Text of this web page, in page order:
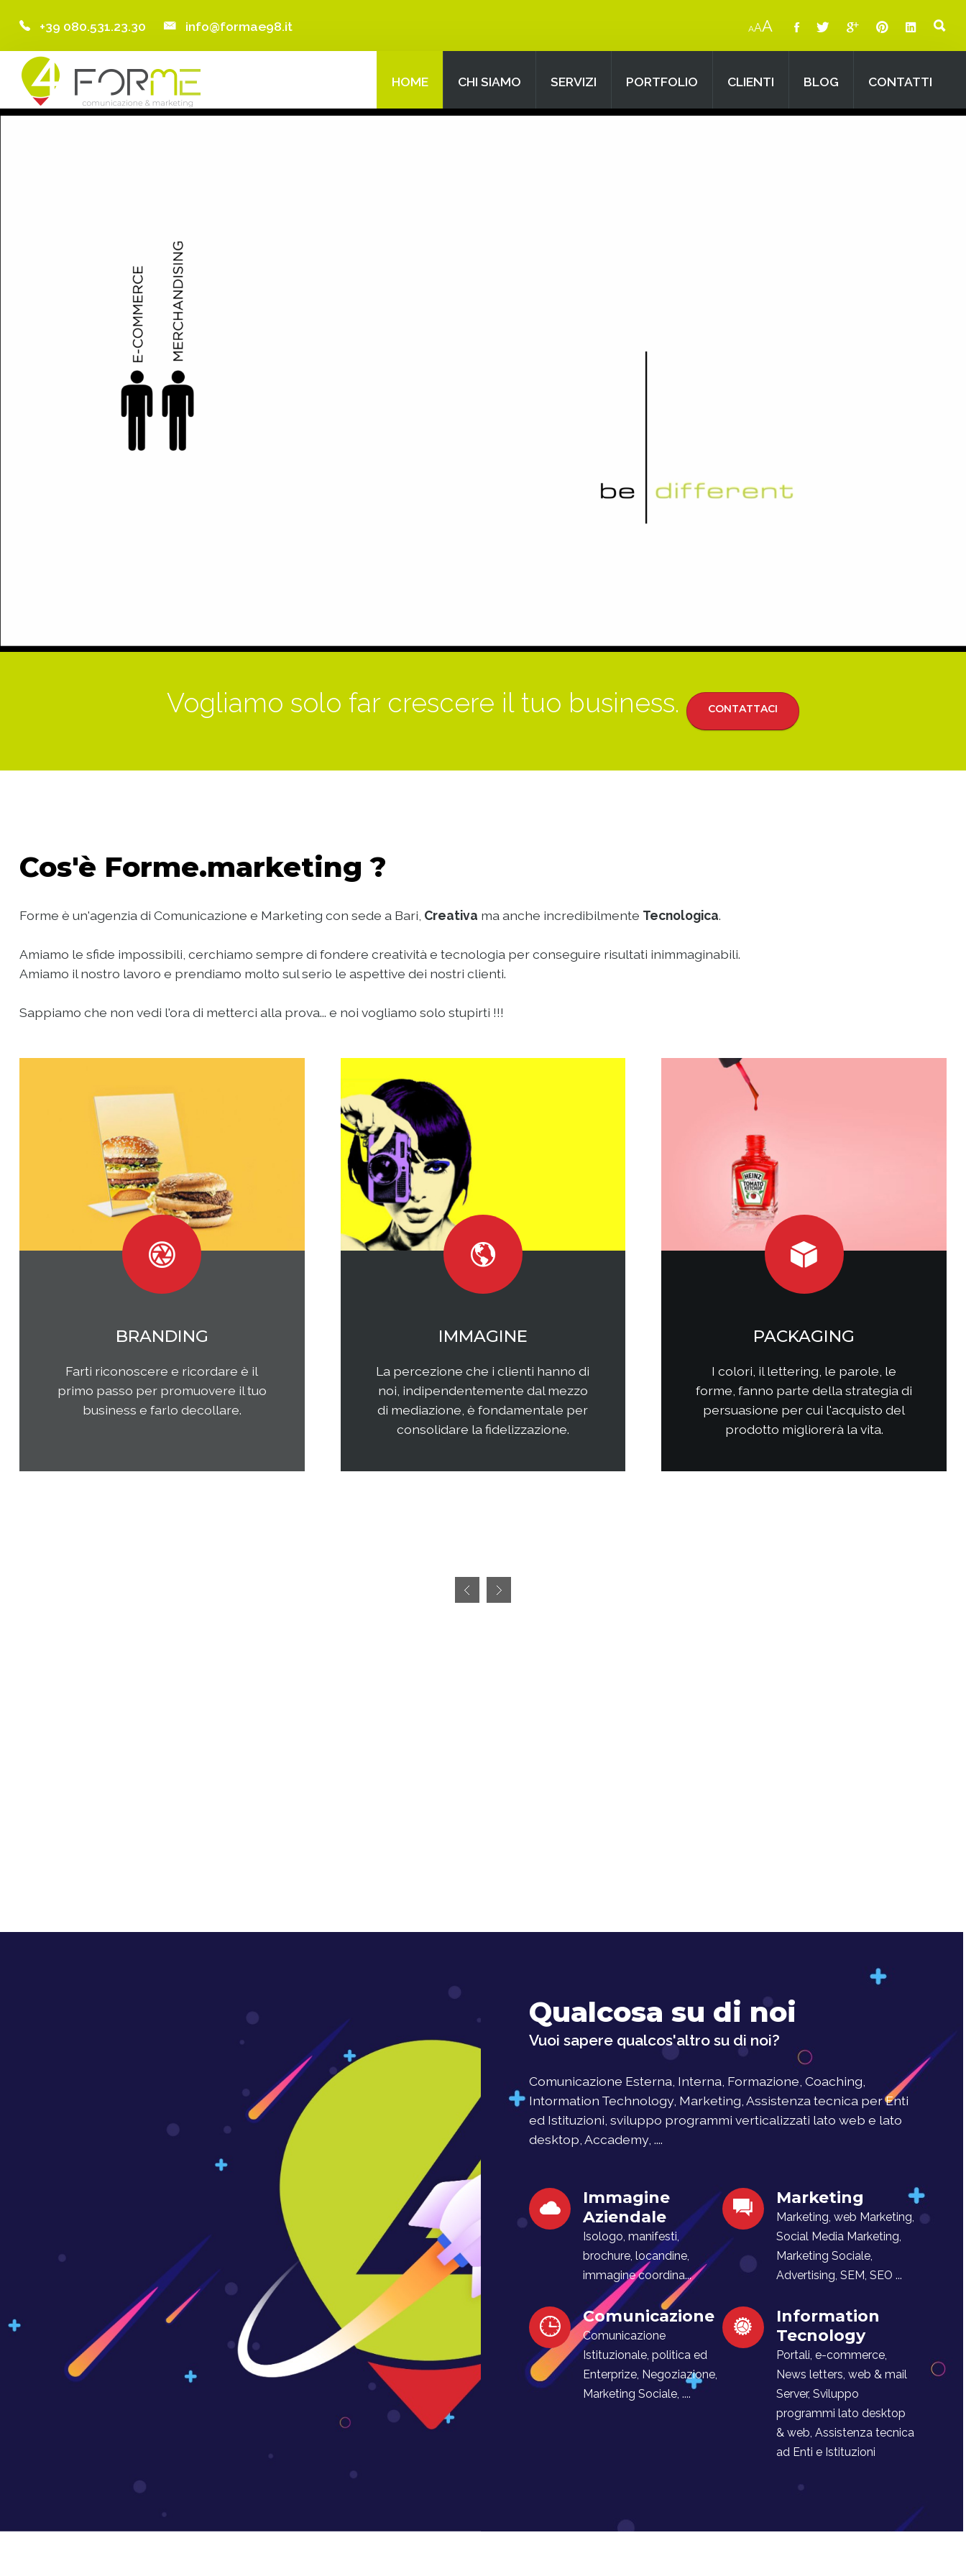
Home
Chi Siamo
+39 080.531.23.30 info@formae98.it
Searchour Site
AAA
HOME CHI SIAMO SERVIZI PORTFOLIO CLIENTI BLOG CONTATTI
Vogliamo solo far crescere il tuo business. CONTATTACI
Cos'è Forme.marketing ?
Forme è un'agenzia di Comunicazione e Marketing con sede a Bari, Creativa ma anche incredibilmente Tecnologica.
Amiamo le sfide impossibili, cerchiamo sempre di fondere creatività e tecnologia per conseguire risultati inimmaginabili.
Amiamo il nostro lavoro e prendiamo molto sul serio le aspettive dei nostri clienti.
Sappiamo che non vedi l'ora di metterci alla prova... e noi vogliamo solo stupirti !!!
MARKETING
Qual è il tuo rapporto con i clienti e
come questi ultimi percepiscono la
tua impresa e i tuoi prodotti o
riferimento?
WEB MARKETING
Il web continua ad essere una
frontiera non facilmente
raggiungibile perchè considerata
semplice ed immediata. Avere
attenta analisi che una specifica
SOCIAL MEDIA
Come questi nuovi media
interagiscono con i consumatori?
Come interagire con clienti/utenti
Come comporre la strategia di
Qualcosa su di noi
Vuoi sapere qualcos'altro su di noi?
Comunicazione Esterna, Interna, Formazione, Coaching,
Intormation Technology, Marketing, Assistenza tecnica per Enti
ed Istituzioni, sviluppo programmi verticalizzati lato web e lato
desktop, Accademy, ....
Immagine
Aziendale
Isologo, manifesti,
brochure, locandine,
immagine coordina...
Marketing
Marketing, web Marketing,
Social Media Marketing,
Marketing Sociale,
Advertising, SEM, SEO ...
Comunicazione
Comunicazione
Istituzionale, politica ed
Enterprize, Negoziazione,
Marketing Sociale, ....
Information
Tecnology
Portali, e-commerce,
News letters, web & mail
Server, Sviluppo
programmi lato desktop
& web, Assistenza tecnica
ad Enti e Istituzioni